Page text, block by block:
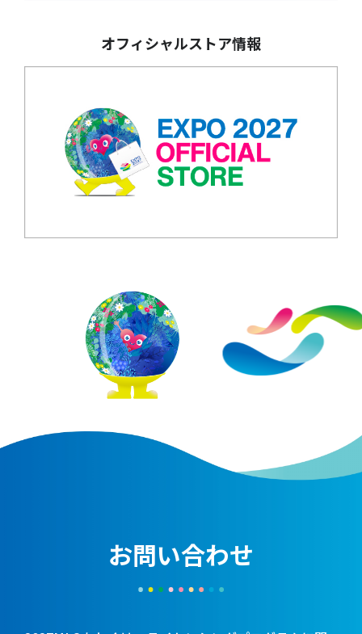
オフィシャルストア情報
お問い合わせ